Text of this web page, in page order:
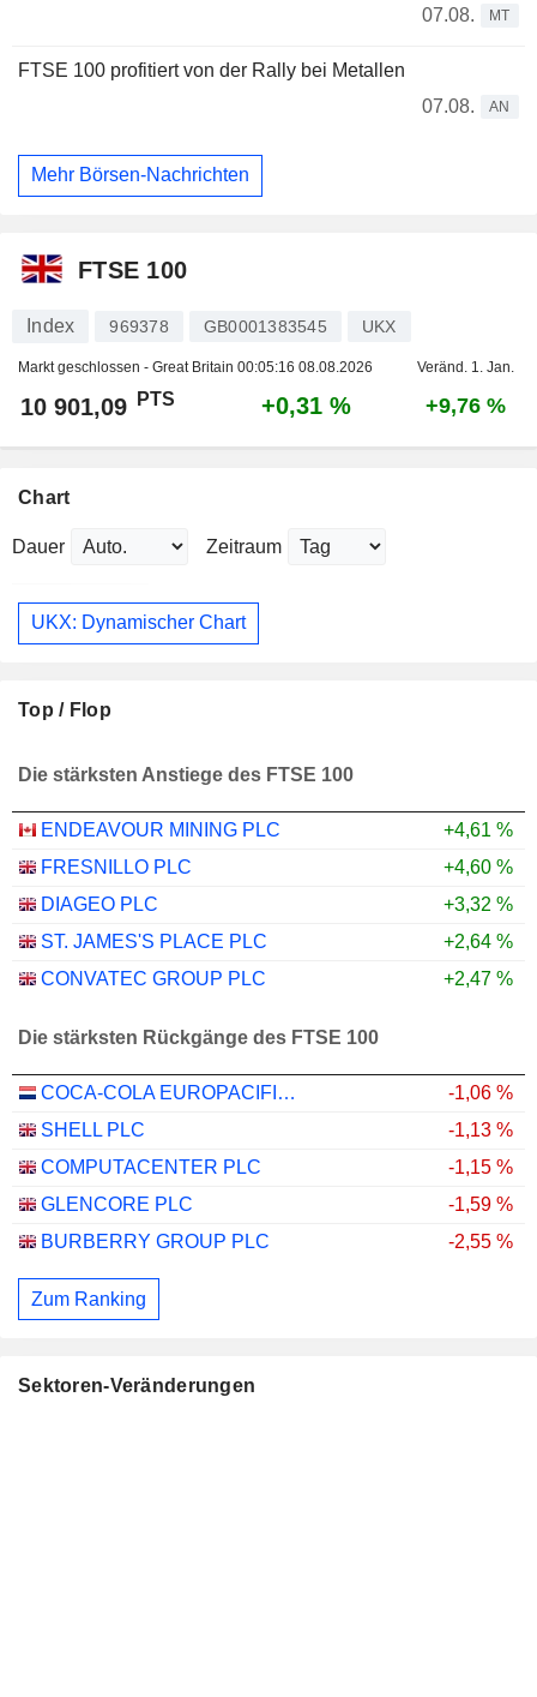
07.08. MT
FTSE 100 profitiert von der Rally bei Metallen
07.08.
AN
Mehr Börsen-Nachrichten
FTSE 100
Index 969378 GB0001383545 UKX
Markt geschlossen - Great Britain 00:05:16 08.08.2026 Veränd. 1. Jan.
10 901,09 PTS +0,31 % +9,76 %
Chart
Dauer Zeitraum
UKX: Dynamischer Chart
Top / Flop
Die stärksten Anstiege des FTSE 100
ENDEAVOUR MINING PLC
+4,61 %
FRESNILLO PLC
+4,60 %
DIAGEO PLC
+3,32 %
ST. JAMES'S PLACE PLC
+2,64 %
CONVATEC GROUP PLC
+2,47 %
Die stärksten Rückgänge des FTSE 100
COCA-COLA EUROPACIFIC PARTNERS PLC
-1,06 %
SHELL PLC
-1,13 %
COMPUTACENTER PLC
-1,15 %
GLENCORE PLC
-1,59 %
BURBERRY GROUP PLC
-2,55 %
Zum Ranking
Sektoren-Veränderungen